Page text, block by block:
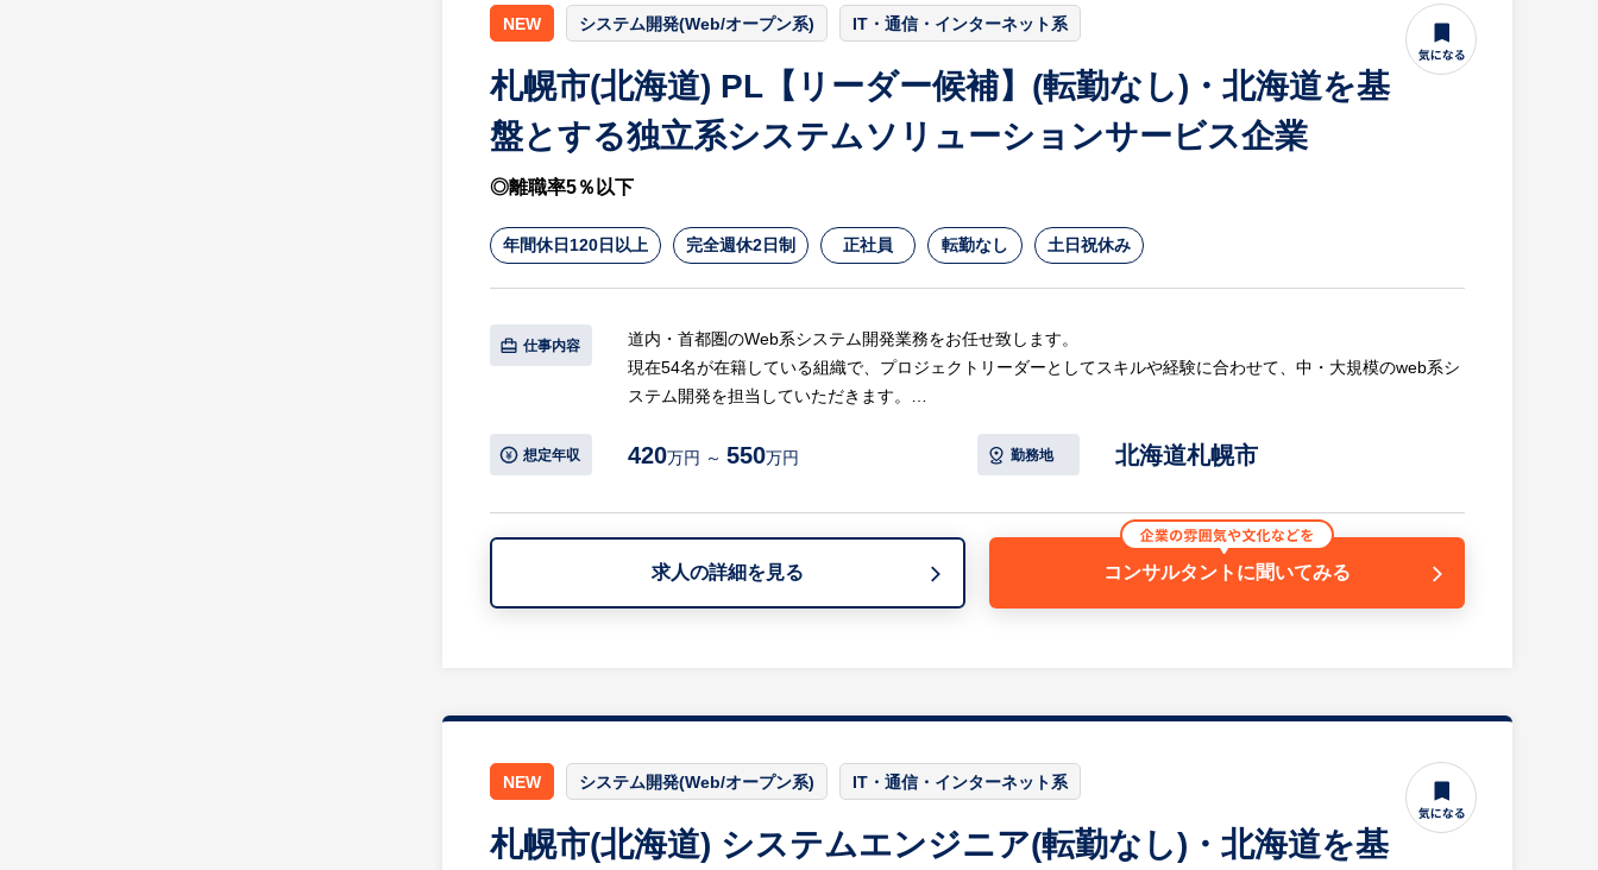
※詳細は面談時にお伝えします
NEW システム開発(Web/オープン系) IT・通信・インターネット系
札幌市(北海道) PL【リーダー候補】(転勤なし)・北海道を基
盤とする独立系システムソリューションサービス企業
◎離職率5％以下
年間休日120日以上 完全週休2日制 正社員 転勤なし 土日祝休み
仕事内容
道内・首都圏のWeb系システム開発業務をお任せ致します。
現在54名が在籍している組織で、プロジェクトリーダーとしてスキルや経験に合わせて、中・大規模のweb系シ
ステム開発を担当していただきます。
とを期待しています。
【具体的には…】
＜案件例＞
・流通系～店舗POSシステム・タブレット端末発注システム
【採用担当コメント】
・その他多種多様な案件がございますので、これまでのご経験・知識を活かせる環境です。
・キャリアや裁量についても自己申告制をとっており、シニアSEとして技術力を磨き続ける、PL・PMとしてマ
想定年収 420万円 ～ 550万円 勤務地 北海道札幌市
求人の詳細を見る コンサルタントに聞いてみる
NEW システム開発(Web/オープン系) IT・通信・インターネット系
札幌市(北海道) システムエンジニア(転勤なし)・北海道を基